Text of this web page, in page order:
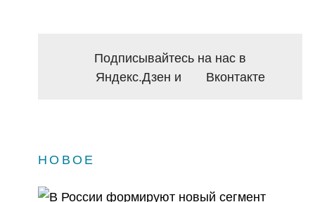
Подписывайтесь на нас в
Яндекс.Дзен и Вконтакте
НОВОЕ